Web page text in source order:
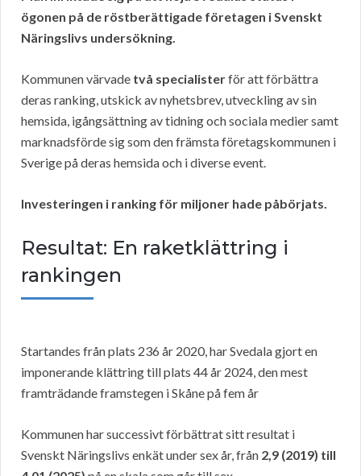
ögonen på de röstberättigade företagen i Svenskt
Näringslivs undersökning.
Kommunen värvade två specialisterför att förbättra
deras ranking, utskick av nyhetsbrev, utveckling av sin
hemsida, igångsättning av tidning och sociala medier samt
marknadsförde sig som den främsta företagskommunen i
Sverige på deras hemsida och i diverse event.
Investeringen i ranking för miljoner hade påbörjats.
Resultat: En raketklättring i
rankingen
Startandes från plats 236 år 2020, har Svedala gjort en
imponerande klättring till plats 44 år 2024, den mest
framträdande framstegen i Skåne på fem år
Kommunen har successivt förbättrat sitt resultat i
Svenskt Näringslivs enkät under sex år, från 2,9 (2019) till